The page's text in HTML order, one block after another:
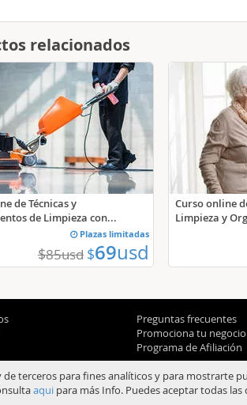
relacionados
de Técnicas y
de Limpieza con...
Plazas limitadas
$85usd $69usd
Curso online
Limpieza y
Preguntas frecuentes
Promociona tu negocio
Programa de Afiliación
de terceros para fines analíticos y para mostrarte
aquipara más Info. Puedes aceptar todas